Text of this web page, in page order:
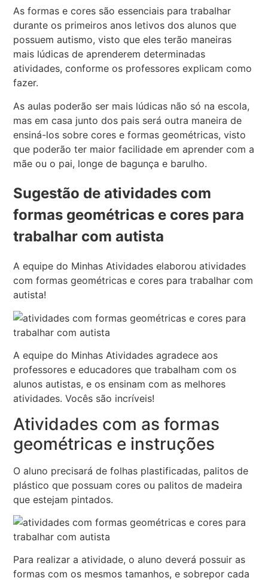
As formas e cores são essenciais para trabalhar
durante os primeiros anos letivos dos alunos que
possuem autismo, visto que eles terão maneiras
mais lúdicas de aprenderem determinadas
atividades, conforme os professores explicam como
fazer.
As aulas poderão ser mais lúdicas não só na escola,
mas em casa junto dos pais será outra maneira de
ensiná-los sobre cores e formas geométricas, visto
que poderão ter maior facilidade em aprender com a
mãe ou o pai, longe de bagunça e barulho.
Sugestão de atividades com
formas geométricas e cores para
trabalhar com autista
A equipe do Minhas Atividades elaborou atividades
com formas geométricas e cores para trabalhar com
autista!
A equipe do Minhas Atividades agradece aos
professores e educadores que trabalham com os
alunos autistas, e os ensinam com as melhores
atividades. Vocês são incríveis!
Atividades com as formas
geométricas e instruções
O aluno precisará de folhas plastificadas, palitos de
plástico que possuam cores ou palitos de madeira
que estejam pintados.
Para realizar a atividade, o aluno deverá possuir as
formas com os mesmos tamanhos, e sobrepor cada